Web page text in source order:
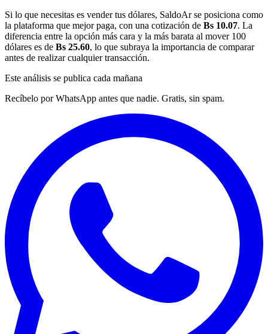
Si lo que necesitas es vender tus dólares, SaldoAr se posiciona como
la plataforma que mejor paga, con una cotización de Bs 10.07. La
diferencia entre la opción más cara y la más barata al mover 100
dólares es de Bs 25.60, lo que subraya la importancia de comparar
antes de realizar cualquier transacción.
Este análisis se publica cada mañana
Recíbelo por WhatsApp antes que nadie. Gratis, sin spam.